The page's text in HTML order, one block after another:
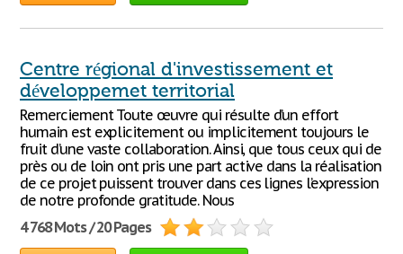
Centre régional d'investissement et
développemet territorial
Remerciement Toute œuvre qui résulte d’un effort
humain est explicitement ou implicitement toujours le
fruit d’une vaste collaboration. Ainsi, que tous ceux qui de
près ou de loin ont pris une part active dans la réalisation
de ce projet puissent trouver dans ces lignes l’expression
de notre profonde gratitude. Nous
4 768 Mots / 20 Pages